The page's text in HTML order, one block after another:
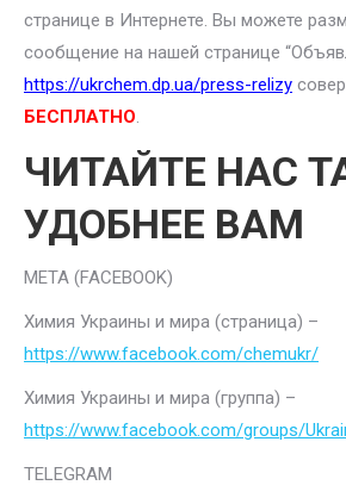
странице в Интернете. Вы можете
сообщение на нашей странице
https://ukrchem.dp.ua/press-relizy
БЕСПЛАТНО.
ЧИТАЙТЕ НАС
УДОБНЕЕ ВАМ
META (FACEBOOK)
Химия Украины и мира (страница) –
https://www.facebook.com/chemukr/
Химия Украины и мира (группа) –
https://www.facebook.com/groups/
TELEGRAM